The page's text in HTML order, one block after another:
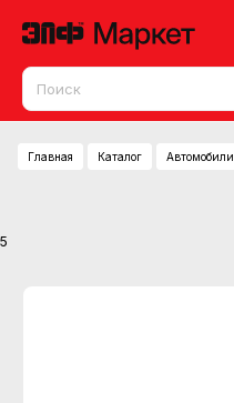
Главная Каталог Автомобили
5